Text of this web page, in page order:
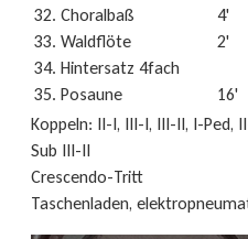
32. Choralbaß
33. Waldflöte
34. Hintersatz 4fach
35. Posaune
4'
2'
16'
Koppeln: II-I, III-I, III-II, I-Ped,
Sub III-II
Crescendo-Tritt
Taschenladen,